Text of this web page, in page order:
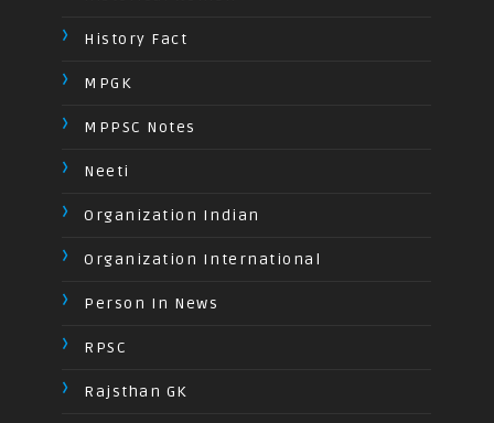
History Fact
MPGK
MPPSC Notes
Neeti
Organization Indian
Organization International
Person In News
RPSC
Rajsthan GK